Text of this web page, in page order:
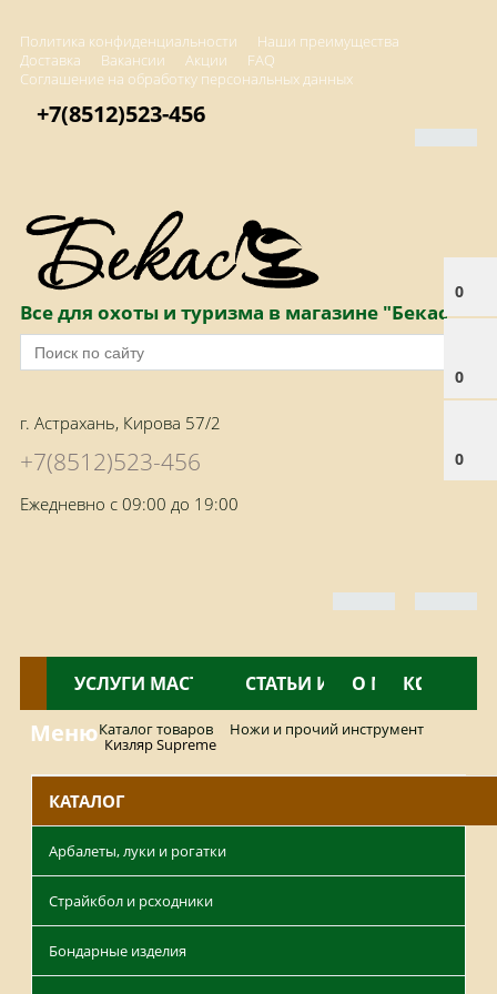
Политика конфиденциальности
Наши преимущества
Доставка
Вакансии Акции
FAQ
Соглашение на обработку персональных данных
0
0
0
+7(8512)523-456
Все для охоты и туризма в магазине "Бекас"
г. Астрахань, Кирова 57/2
+7(8512)523-456
Ежедневно с 09:00 до 19:00
КАТАЛОГ
УСЛУГИ МАСТЕРСКОЙНОВОСТИ
СТАТЬИ И ОБЗОРЫ
О МАГАЗИНЕ
МенюКаталог товаров Ножи и прочий инструмент
Кизляр Supreme
КАТАЛОГ
Арбалеты, луки и рогатки
Страйкбол и рсходники
Бондарные изделия